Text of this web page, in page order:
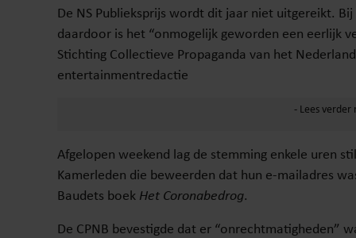
De NS Publieksprijs wordt dit jaar niet uitgereikt.
daardoor is het “onmogelijk geworden een eerlijk
Stichting Collectieve Propaganda van het
entertainmentredactie
Afgelopen weekend lag de stemming enkele uren
Kamerleden die beweerden dat hun e-mailadres
Baudets boek Het Coronabedrog.
De CPNB bevestigde dat er